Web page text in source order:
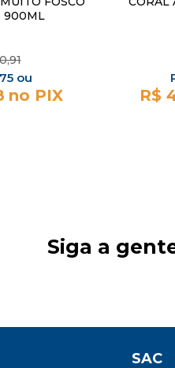
900ML
R$
Siga a
SAC